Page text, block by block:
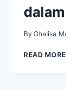
By Ghalisa
READ MORE